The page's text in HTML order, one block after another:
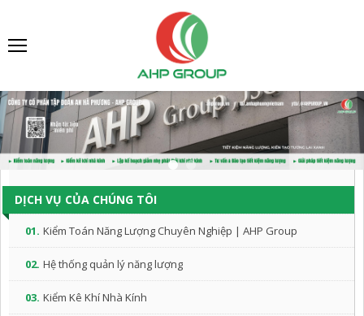
DỊCH VỤ CỦA CHÚNG TÔI
01. Kiểm Toán Năng Lượng Chuyên Nghiệp | AHP Group
02. Hệ thống quản lý năng lượng
03. Kiểm Kê Khí Nhà Kính